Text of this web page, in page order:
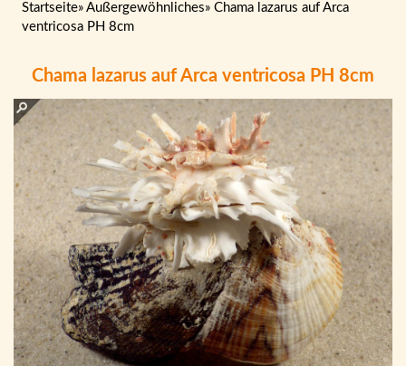
Startseite» Außergewöhnliches» Chama lazarus auf Arca
ventricosa PH 8cm
Chama lazarus auf Arca ventricosa PH 8cm